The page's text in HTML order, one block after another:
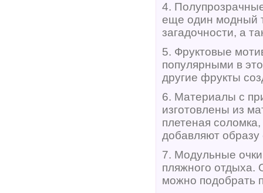
4.
еще один модный
загадочности, а
5. Фруктовые
популярными в
другие фрукты
6. Материалы с
изготовлены из
плетеная
добавляют образу
7. Модульные
пляжного отдыха.
можно подобрать